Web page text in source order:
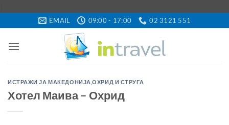
content
EMAIL 09:00 - 17:00 02 3121 551
ИСТРАЖИ ЈА МАКЕДОНИЈА ,ОХРИД И СТРУГА
Хотел Маива – Охрид